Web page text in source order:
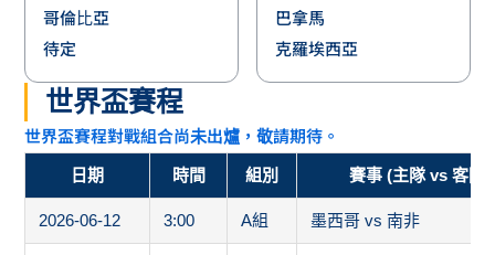
哥倫比亞
待定
巴拿馬
克羅埃西亞
世界盃賽程
世界盃賽程對戰組合尚未出爐，敬請期待。
日期 時間 組別 賽事 (主隊 vs 客隊)
2026-06-12 3:00 A組 墨西哥 vs 南非